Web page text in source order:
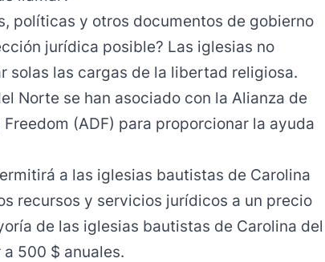
políticas y otros documentos de gobierno
jurídica posible? Las iglesias no
solas las cargas de la libertad religiosa.
Norte se han asociado con la Alianza de
(ADF) para proporcionar la ayuda
a las iglesias bautistas de Carolina
recursos y servicios jurídicos a un precio
de las iglesias bautistas de Carolina del
500 $ anuales.